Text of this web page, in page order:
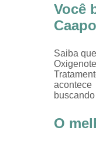
Você
Saiba
O